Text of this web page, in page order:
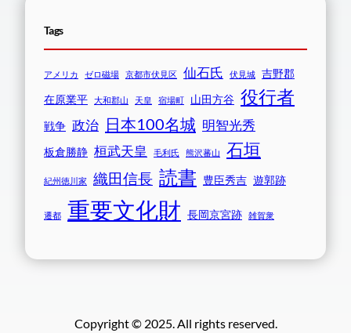
Tags
アメリカ ゼロ磁場 京都市伏見区 仙石氏 伏見城
吉野郡
在原業平
大和郡山 天皇 宿場町 山田方谷 役行者
戦争 政治 日本100名城 明智光秀
板倉勝静 桓武天皇 毛利氏 熊沢蕃山 石垣
紀州徳川家 織田信長 読書 豊臣秀吉 遊郭跡
遷都 重要文化財 長岡京宮跡 雑賀衆
Copyright © 2025. All rights reserved.